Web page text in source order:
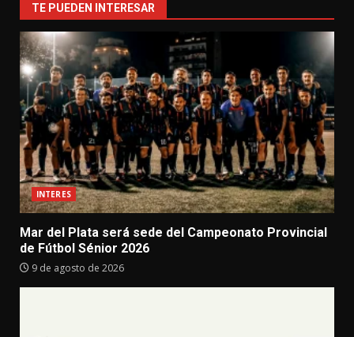
TE PUEDEN INTERESAR
INTERES
Mar del Plata será sede del Campeonato Provincial
de Fútbol Sénior 2026
9 de agosto de 2026